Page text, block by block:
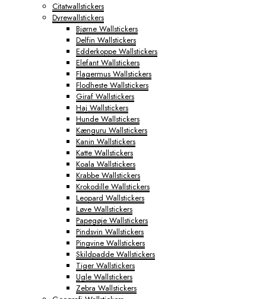
Citatwallstickers
Dyrewallstickers
Bjørne Wallstickers
Delfin Wallstickers
Edderkoppe Wallstickers
Elefant Wallstickers
Flagermus Wallstickers
Flodheste Wallstickers
Giraf Wallstickers
Haj Wallstickers
Hunde Wallstickers
Kænguru Wallstickers
Kanin Wallstickers
Katte Wallstickers
Koala Wallstickers
Krabbe Wallstickers
Krokodille Wallstickers
Leopard Wallstickers
Løve Wallstickers
Papegøje Wallstickers
Pindsvin Wallstickers
Pingvine Wallstickers
Skildpadde Wallstickers
Tiger Wallstickers
Ugle Wallstickers
Zebra Wallstickers